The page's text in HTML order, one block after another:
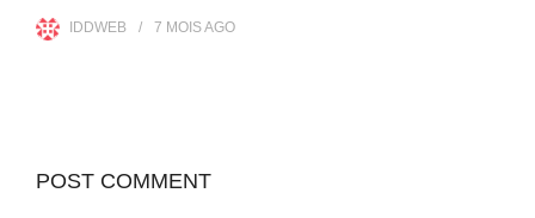
IDDWEB 7 MOISAGO
POST COMMENT